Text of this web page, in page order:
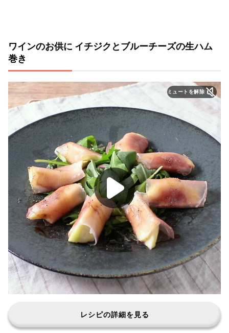
ワインのお供に イチジクとブルーチーズの生ハム
巻き
ミュートを解除
レシピの詳細を見る